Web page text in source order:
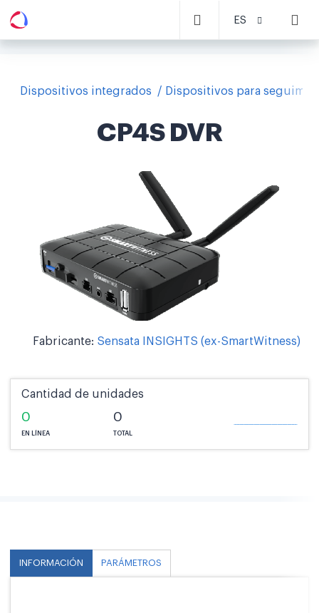
ES
Dispositivos integrados Dispositivos para
CP4S DVR
Fabricante: Sensata INSIGHTS (ex-SmartWitness)
Cantidad de unidades
0
EN LÍNEA
0
TOTAL
INFORMACIÓN PARÁMETROS